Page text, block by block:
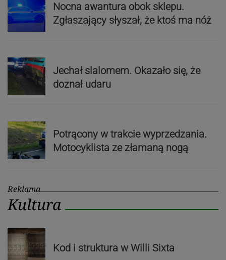
Nocna awantura obok sklepu.
Zgłaszający słyszał, że ktoś ma nóż
Jechał slalomem. Okazało się, że
doznał udaru
Potrącony w trakcie wyprzedzania.
Motocyklista ze złamaną nogą
Reklama
Kultura
Kod i struktura w Willi Sixta